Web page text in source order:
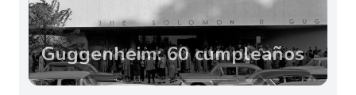
Guggenheim: 60 cumpleaños